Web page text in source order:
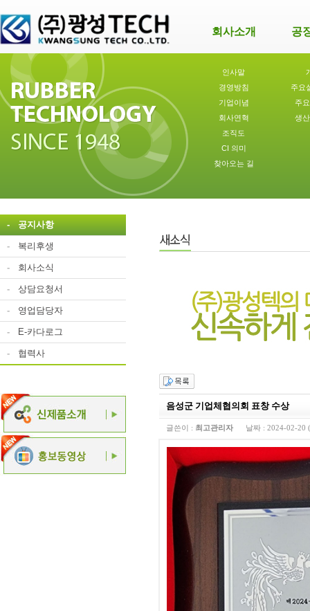
회사소개 공
인사말
경영방침
기업이념
회사연혁
조직도
CI 의미
찾아오는 길
주요
주
생
- 공지사항
- 복리후생
- 회사소식
- 상담요청서
- 영업담당자
- E-카다로그
- 협력사
음성군 기업체협의회 표창 수상
글쓴이 : 최고관리자 날짜 : 2024-02-20